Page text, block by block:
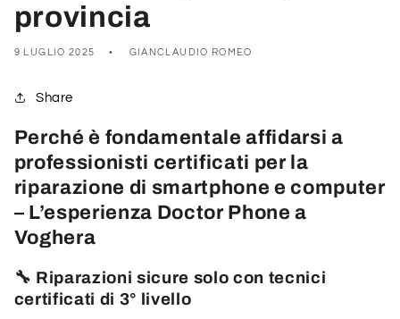
provincia
9 LUGLIO 2025 GIANCLAUDIO ROMEO
Share
Perché è fondamentale affidarsi a
professionisti certificati per la
riparazione di smartphone e computer
– L’esperienza Doctor Phone a
Voghera
🔧 Riparazioni sicure solo con tecnici
certificati di 3° livello